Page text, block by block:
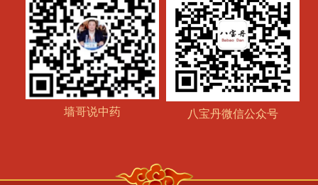
墙哥说中药 八宝丹微信公众号